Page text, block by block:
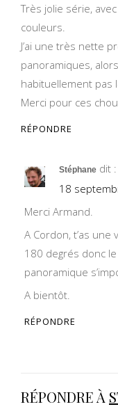
Très jolie série,
couleurs.
J’ai une très nette
panoramiques,
habituellement pas
Merci pour ces
RÉPONDRE
Stéphane dit :
18
Merci Armand.
A Cordon, t’as une
180 degrés donc
panoramique
A bientôt.
RÉPONDRE
RÉPONDRE À